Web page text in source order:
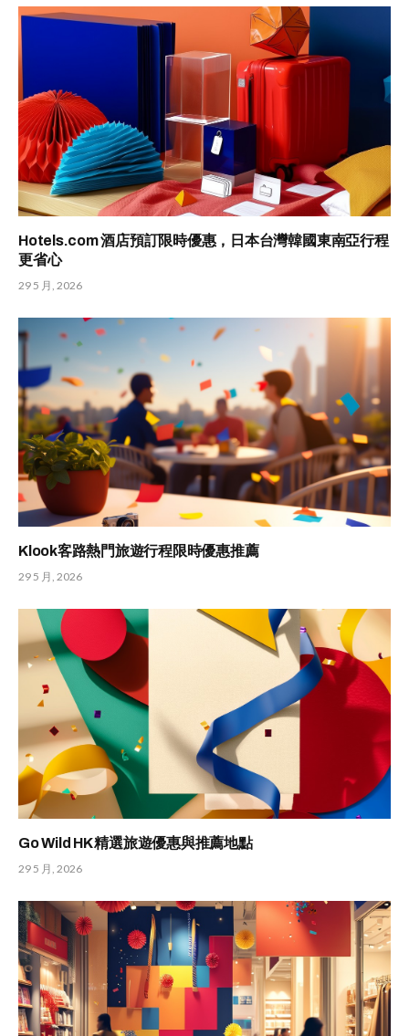
Hotels.com 酒店預訂限時優惠，日本台灣韓國東南亞行程
更省心
29 5 月, 2026
Klook客路熱門旅遊行程限時優惠推薦
29 5 月, 2026
Go Wild HK 精選旅遊優惠與推薦地點
29 5 月, 2026